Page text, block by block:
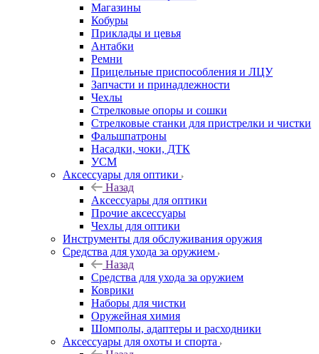
Магазины
Кобуры
Приклады и цевья
Антабки
Ремни
Прицельные приспособления и ЛЦУ
Запчасти и принадлежности
Чехлы
Стрелковые опоры и сошки
Стрелковые станки для пристрелки и чистки
Фальшпатроны
Насадки, чоки, ДТК
УСМ
Аксессуары для оптики
Назад
Аксессуары для оптики
Прочие аксессуары
Чехлы для оптики
Инструменты для обслуживания оружия
Средства для ухода за оружием
Назад
Средства для ухода за оружием
Коврики
Наборы для чистки
Оружейная химия
Шомполы, адаптеры и расходники
Аксессуары для охоты и спорта